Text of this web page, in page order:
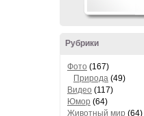
Рубрики
Фото (167)
Природа (49)
Видео (117)
Юмор (64)
Животный мир (64)